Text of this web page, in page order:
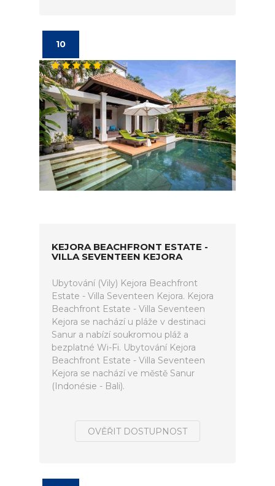
10
KEJORA BEACHFRONT ESTATE -
VILLA SEVENTEEN KEJORA
Ubytování (Vily) Kejora Beachfront
Estate - Villa Seventeen Kejora. Kejora
Beachfront Estate - Villa Seventeen
Kejora se nachází u pláže v destinaci
Sanur a nabízí soukromou pláž a
bezplatné Wi-Fi. Ubytování Kejora
Beachfront Estate - Villa Seventeen
Kejora se nachází ve městě Sanur
(Indonésie - Bali).
OVĚŘIT DOSTUPNOST